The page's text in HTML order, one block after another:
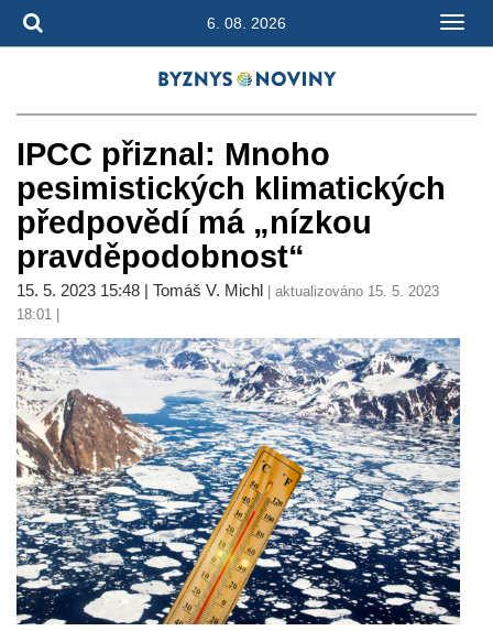
6. 08. 2026
IPCC přiznal: Mnoho
pesimistických klimatických
předpovědí má „nízkou
pravděpodobnost“
15. 5. 2023 15:48 | Tomáš V. Michl | aktualizováno 15. 5. 2023
18:01 |